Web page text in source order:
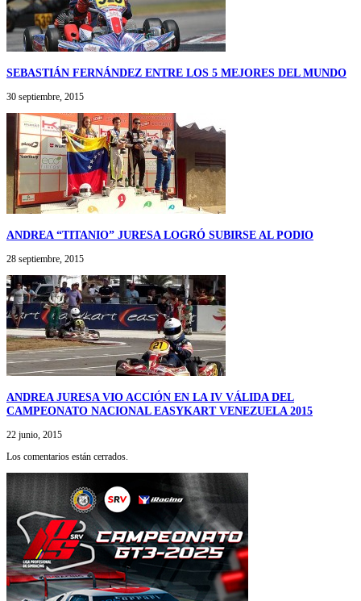
SEBASTIÁN FERNÁNDEZ ENTRE LOS 5 MEJORES DEL MUNDO
30 septiembre, 2015
ANDREA “TITANIO” JURESA LOGRÓ SUBIRSE AL PODIO
28 septiembre, 2015
ANDREA JURESA VIO ACCIÓN EN LA IV VÁLIDA DEL
CAMPEONATO NACIONAL EASYKART VENEZUELA 2015
22 junio, 2015
Los comentarios están cerrados.